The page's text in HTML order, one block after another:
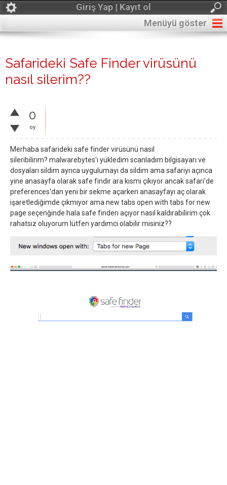
Giriş Yap | Kayıt ol
Menüyü göster
Safarideki Safe Finder virüsünü
nasıl silerim??
0
oy
Merhaba safarideki safe finder virüsünü nasıl
sileribilirim? malwarebytes'ı yükledim scanladım bilgisayarı ve
dosyaları sildim ayrıca uygulumayı da sildim ama safariyi açınca
yine anasayfa olarak safe findir ara kısmı çıkıyor ancak safari'de
preferences'dan yeni bir sekme açarken anasayfayı aç olarak
işaretlediğimde çıkmıyor ama new tabs open with tabs for new
page seçenğinde hala safe finderı açıyor nasıl kaldırabilirim çok
rahatsız oluyorum lütfen yardımcı olabilir misiniz??